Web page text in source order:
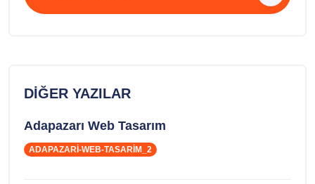
DIĞER YAZILAR
Adapazarı Web Tasarım
ADAPAZARI-WEB-TASARIM_2